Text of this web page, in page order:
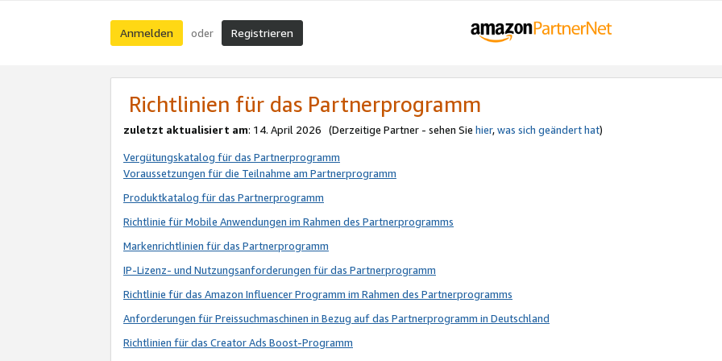
Anmelden oder Registrieren
Richtlinien für das Partnerprogramm
zuletzt aktualisiert am: 14. April 2026 (Derzeitige Partner - sehen Sie hier,was sich geändert hat)
Vergütungskatalog für das Partnerprogramm
Voraussetzungen für die Teilnahme am Partnerprogramm
Produktkatalog für das Partnerprogramm
Richtlinie für Mobile Anwendungen im Rahmen des Partnerprogramms
Markenrichtlinien für das Partnerprogramm
IP-Lizenz- und Nutzungsanforderungen für das Partnerprogramm
Richtlinie für das Amazon Influencer Programm im Rahmen des Partnerprogramms
Anforderungen für Preissuchmaschinen in Bezug auf das Partnerprogramm in Deutschland
Richtlinien für das Creator Ads Boost-Programm